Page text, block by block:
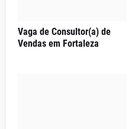
Vaga de Consultor(a) de
Vendas em Fortaleza